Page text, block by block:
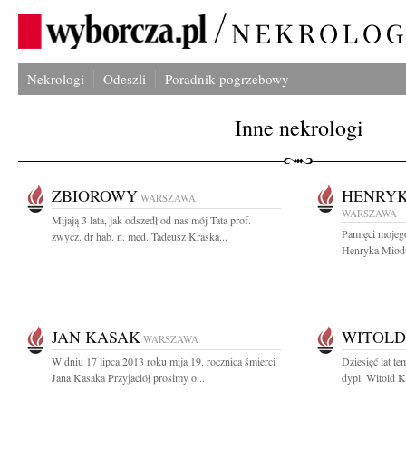
Nekrologi Odeszli Poradnik pogrzebowy
Inne nekrologi
ZBIOROWY WARSZAWA
Mijają 3 lata, jak odszedł od nas mój Tata prof.
zwycz. dr hab. n. med. Tadeusz Kraska...
WARSZAWA
Pamięci
Henryka
JAN KASAK WARSZAWA
W dniu 17 lipca 2013 roku mija 19. rocznica śmierci
Jana Kasaka Przyjaciół prosimy o...
Dziesięć lat
dypl. Witold